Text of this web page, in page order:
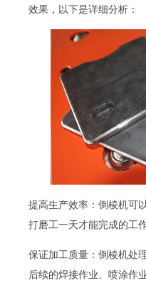
效果， 以下是详细分析：
提高生产效率：倒棱机可
打磨工一天才能完成的工
保证加工质量：倒棱机处
后续的焊接作业、喷涂作